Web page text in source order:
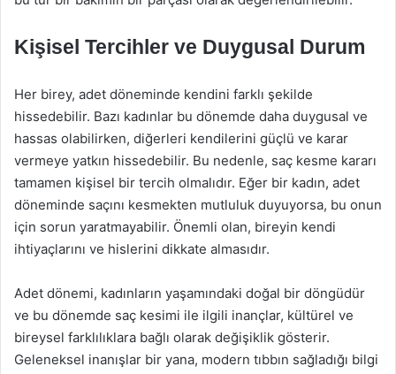
Kişisel Tercihler ve Duygusal Durum
Her birey, adet döneminde kendini farklı şekilde
hissedebilir. Bazı kadınlar bu dönemde daha duygusal ve
hassas olabilirken, diğerleri kendilerini güçlü ve karar
vermeye yatkın hissedebilir. Bu nedenle, saç kesme kararı
tamamen kişisel bir tercih olmalıdır. Eğer bir kadın, adet
döneminde saçını kesmekten mutluluk duyuyorsa, bu onun
için sorun yaratmayabilir. Önemli olan, bireyin kendi
ihtiyaçlarını ve hislerini dikkate almasıdır.
Adet dönemi, kadınların yaşamındaki doğal bir döngüdür
ve bu dönemde saç kesimi ile ilgili inançlar, kültürel ve
bireysel farklılıklara bağlı olarak değişiklik gösterir.
Geleneksel inanışlar bir yana, modern tıbbın sağladığı bilgi